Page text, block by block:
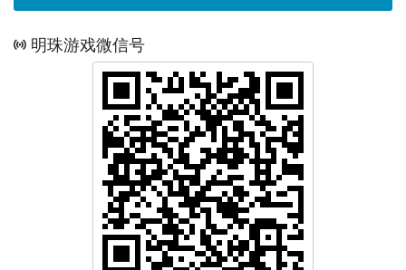
明珠游戏微信号